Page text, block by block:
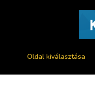
Oldal kiválasztása